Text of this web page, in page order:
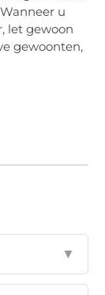
u
let gewoon
gewoonten,
▼